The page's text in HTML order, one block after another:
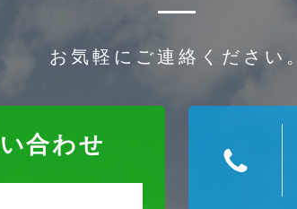
お気軽にご連絡ください。
合わせ